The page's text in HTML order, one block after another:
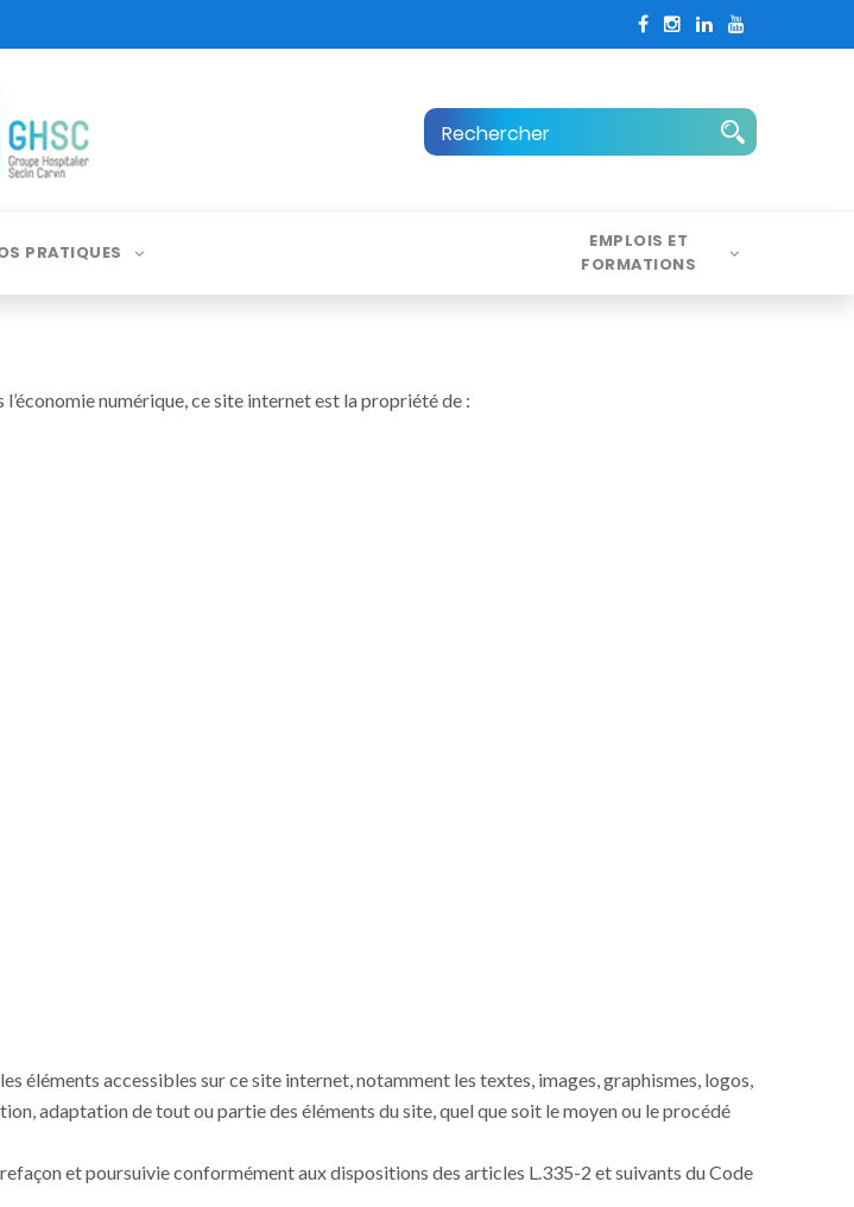
PRATIQUES
EMPLOIS ET
FORMATIONS
numérique, ce site internet est la propriété de :
accessibles sur ce site internet, notamment les textes, images, graphismes, logos,
adaptation de tout ou partie des éléments du site, quel que soit le moyen ou le procédé
et poursuivie conformément aux dispositions des articles L.335-2 et suivants du Code